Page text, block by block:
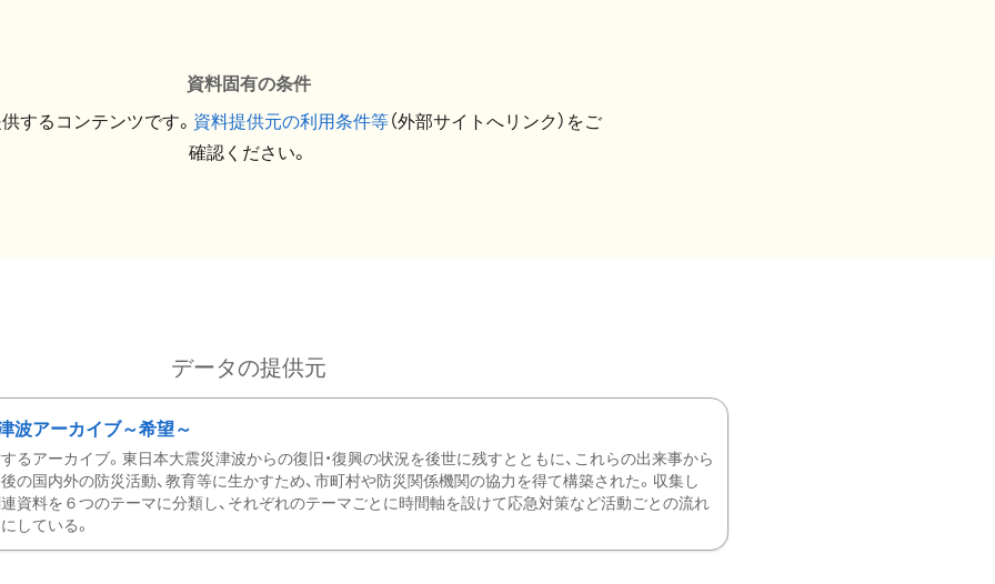
資料固有の条件
するコンテンツです。 資料提供元の利用条件等（外部サイトへリンク）をご
確認ください。
データの提供元
波アーカイブ～希望～
るアーカイブ。東日本大震災津波からの復旧・復興の状況を後世に残すとともに、これらの出来事から
の国内外の防災活動、教育等に生かすため、市町村や防災関係機関の協力を得て構築された。収集し
資料を６つのテーマに分類し、それぞれのテーマごとに時間軸を設けて応急対策など活動ごとの流れ
している。